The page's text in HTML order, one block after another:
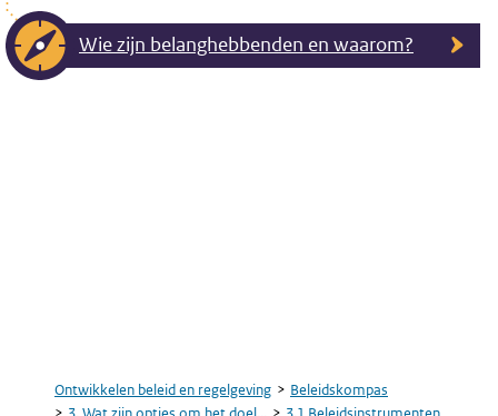
Wie zijn belanghebbenden en waarom?
Kruimelpad
Ontwikkelen beleid en regelgeving
Beleidskompas